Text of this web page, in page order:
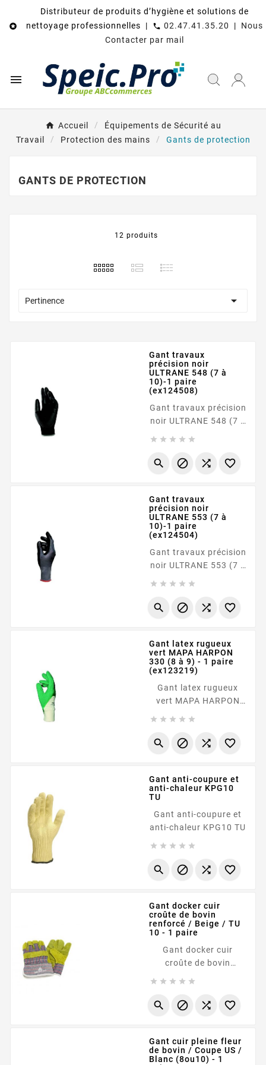

Distributeur de produits d’hygiène et solutions de
nettoyage professionnelles |
call 02.47.41.35.20 | Nous
Contacter par mail

Accueil
Équipements de Sécurité au
Travail
Protection des mains Gants de protection
GANTS DE PROTECTION
12 produits
Pertinence 
Gant travaux
précision noir
ULTRANE 548 (7 à
10)-1 paire
(ex124508)
Gant travaux précision
noir ULTRANE 548 (7 à
10)-1 paire (ex124508)
    
   
Gant travaux
précision noir
ULTRANE 553 (7 à
10)-1 paire
(ex124504)
Gant travaux précision
noir ULTRANE 553 (7 à
10)-1 paire (ex124504)
    
   
Gant latex rugueux
vert MAPA HARPON
330 (8 à 9) - 1 paire
(ex123219)
Gant latex rugueux
vert MAPA HARPON
330 (8 à 9) - 1 paire
    
   
Gant anti-coupure et
anti-chaleur KPG10
TU
Gant anti-coupure et
anti-chaleur KPG10 TU
    
   
Gant docker cuir
croûte de bovin
renforcé / Beige / TU
10 - 1 paire
Gant docker cuir
croûte de bovin
renforcé / Beige / TU
    
   
Gant cuir pleine fleur
de bovin / Coupe US /
Blanc (8ou10) - 1